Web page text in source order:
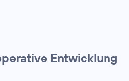
Entwicklung